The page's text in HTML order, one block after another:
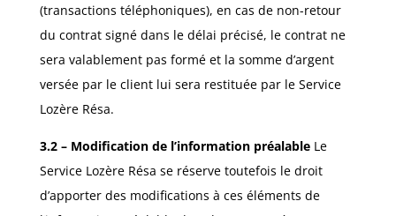
(transactions téléphoniques), en cas de non-retour
du contrat signé dans le délai précisé, le contrat ne
sera valablement pas formé et la somme d’argent
versée par le client lui sera restituée par le Service
Lozère Résa.
3.2 – Modification de l’information préalable Le
Service Lozère Résa se réserve toutefois le droit
d’apporter des modifications à ces éléments de